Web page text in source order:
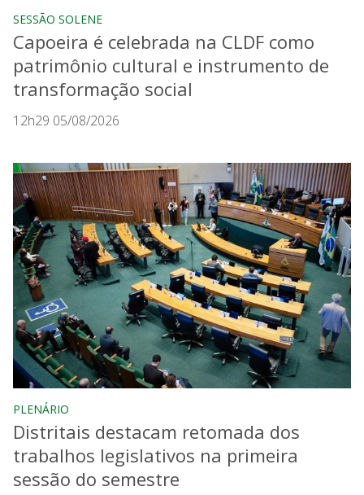
SESSÃO SOLENE
Capoeira é celebrada na CLDF como
patrimônio cultural e instrumento de
transformação social
12h29 05/08/2026
PLENÁRIO
Distritais destacam retomada dos
trabalhos legislativos na primeira
sessão do semestre